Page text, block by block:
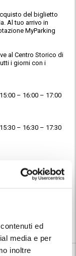
ed
media e per
inoltre
del biglietto
Al tuo arrivo in
MyParking
al Centro Storico di
i giorni con i
– 16:00 – 17:00
– 16:30 – 17:30